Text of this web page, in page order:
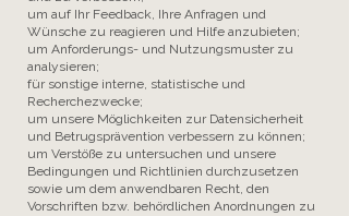
um auf Ihr Feedback, Ihre Anfragen und
Wünsche zu reagieren und Hilfe anzubieten;
um Anforderungs- und Nutzungsmuster zu
analysieren;
für sonstige interne, statistische und
Recherchezwecke;
um unsere Möglichkeiten zur Datensicherheit
und Betrugsprävention verbessern zu können;
um Verstöße zu untersuchen und unsere
Bedingungen und Richtlinien durchzusetzen
sowie um dem anwendbaren Recht, den
Vorschriften bzw. behördlichen Anordnungen zu